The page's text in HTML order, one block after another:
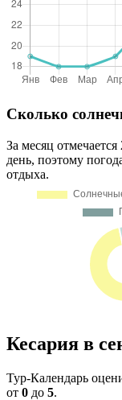
Сколько
За месяц
день, поэтому
отдыха.
Кесария в
Тур-Календарь
от 0 до 5.